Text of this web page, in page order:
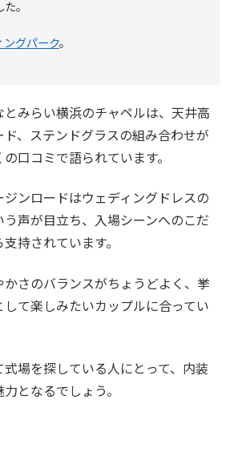
。
ングパーク。
みらい横浜のチャペルは、天井高
、ステンドグラスの組み合わせが
口コミで語られています。
ンロードはウェディングドレスの
声が目立ち、入場シーンへのこだ
持されています。
さのバランスがちょうどよく、挙
て楽しみたいカップルに合ってい
場を探している人にとって、内装
となるでしょう。